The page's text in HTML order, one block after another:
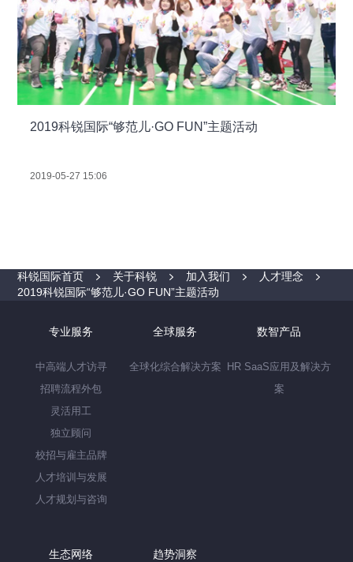
2019科锐国际“够范儿·GO FUN”主题活动
2019-05-27 15:06
科锐国际首页 关于科锐 加入我们
人才理念
2019科锐国际“够范儿·GO FUN”主题活动
专业服务
中高端人才访寻
招聘流程外包
灵活用工
独立顾问
校招与雇主品牌
人才培训与发展
人才规划与咨询
全球服务
全球化综合解决方案
数智产品
HR SaaS应用及解决方
案
生态网络 趋势洞察